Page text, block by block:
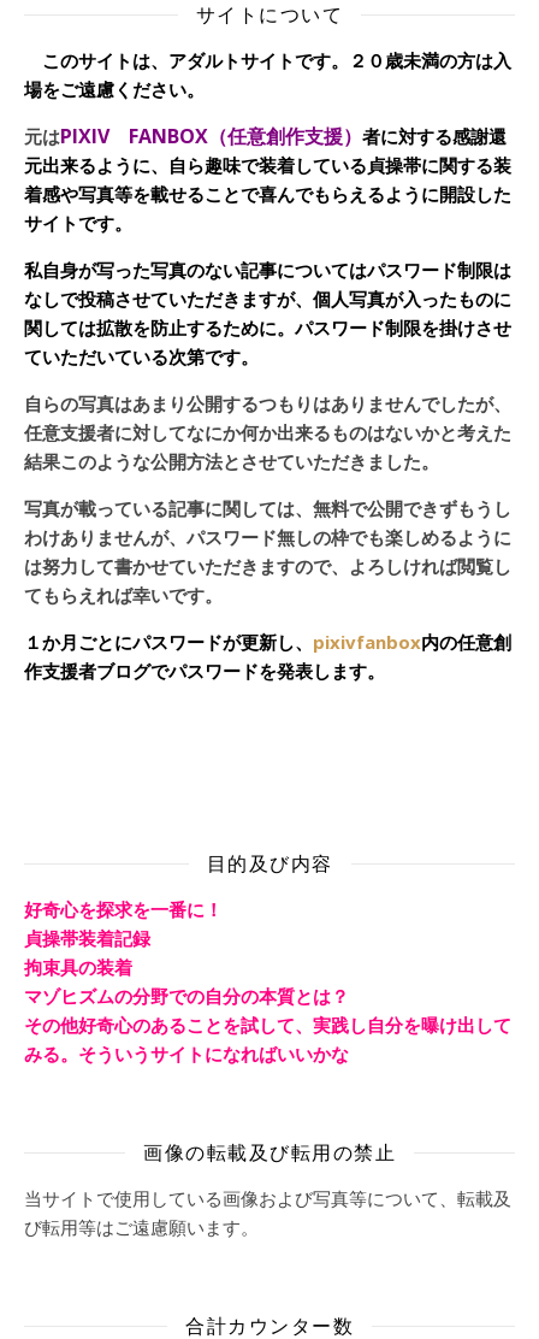
サイトについて
このサイトは、アダルトサイトです。２０歳未満の方は入
場をご遠慮ください。
元はPIXIV FANBOX（任意創作支援） 者に対する感謝還
元出来るように、自ら趣味で装着している貞操帯に関する装
着感や写真等を載せることで喜んでもらえるように開設した
サイトです。
私自身が写った写真のない記事についてはパスワード制限は
なしで投稿させていただきますが、個人写真が入ったものに
関しては拡散を防止するために。パスワード制限を掛けさせ
ていただいている次第です。
自らの写真はあまり公開するつもりはありませんでしたが、
任意支援者に対してなにか何か出来るものはないかと考えた
結果このような公開方法とさせていただきました。
写真が載っている記事に関しては、無料で公開できずもうし
わけありませんが、パスワード無しの枠でも楽しめるように
は努力して書かせていただきますので、よろしければ閲覧し
てもらえれば幸いです。
１か月ごとにパスワードが更新し、 pixivfanbox内の任意創
作支援者ブログでパスワードを発表します。
目的及び内容
好奇心を探求を一番に！
貞操帯装着記録
拘束具の装着
マゾヒズムの分野での自分の本質とは？
その他好奇心のあることを試して、実践し自分を曝け出して
みる。そういうサイトになればいいかな
画像の転載及び転用の禁止
当サイトで使用している画像および写真等について、転載及
び転用等はご遠慮願います。
合計カウンター数